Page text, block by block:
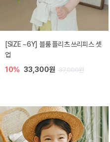
[SIZE ~6Y] 블룸 플리츠 쓰리피스 셋
업
10% 33,300원 37,000원